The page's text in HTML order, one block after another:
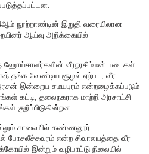
நூற்றாண்டின் இறுதி வரையிலான
ஆய்வு அறிக்கையில்
ஹோய்சாளர்களின் வீரநரசிம்மன் படைகள்
தங்க வேண்டிய சூழல் ஏற்பட, வீர
இன்றைய சமயபுரம் என்றழைக்கப்படும்
தலைநகராக மாற்றி அரசாட்சி
குறிப்பிடுகின்றன.
சாலையில் கண்ணனூர்
போசலீச்சுவரம் என்ற சிவாலயத்தை வீர
இன்றும் வழிபாட்டு நிலையில்